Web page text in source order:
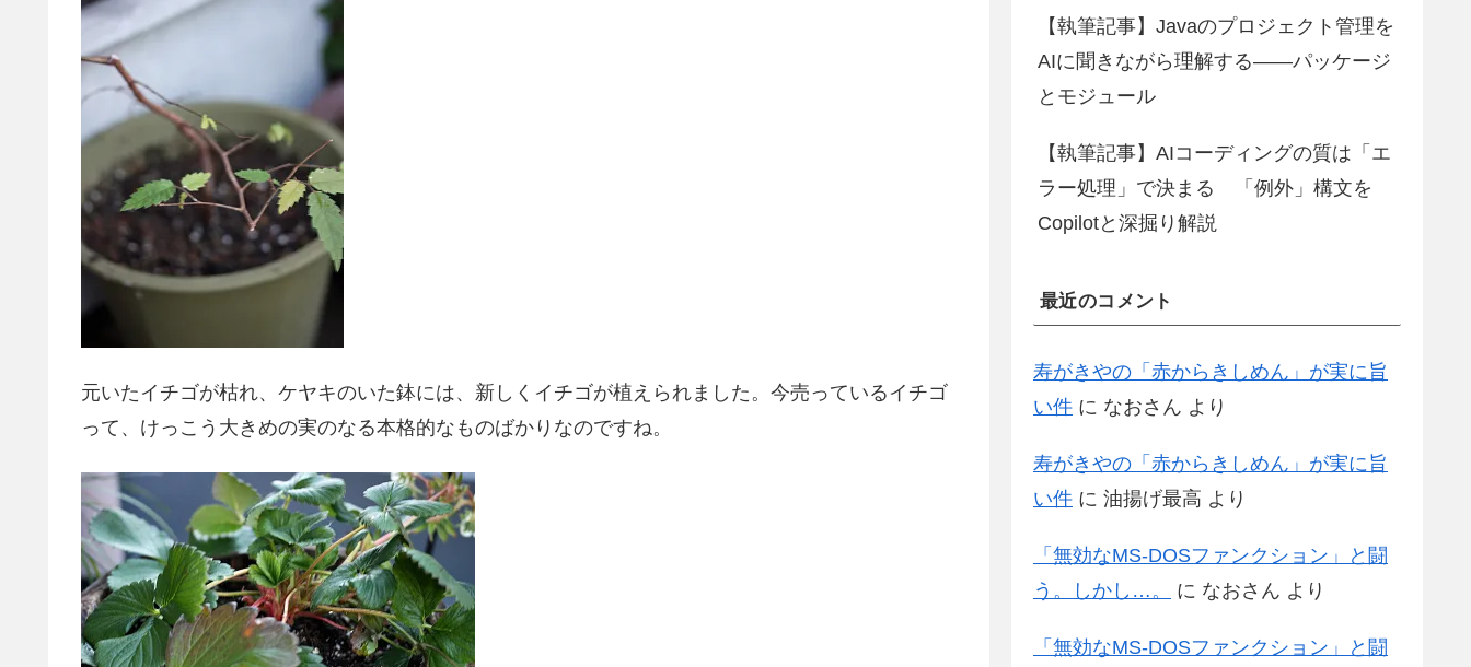
元いたイチゴが枯れ、ケヤキのいた鉢には、新しくイチゴが植えられました。今売っているイチゴ
って、けっこう大きめの実のなる本格的なものばかりなのですね。
【執筆記事】Javaのプロジェクト管理を
AIに聞きながら理解する――パッケージ
とモジュール
【執筆記事】AIコーディングの質は「エ
ラー処理」で決まる 「例外」構文を
Copilotと深掘り解説
最近のコメント
寿がきやの「赤からきしめん」が実に旨
い件 に なおさん より
寿がきやの「赤からきしめん」が実に旨
い件 に 油揚げ最高 より
「無効なMS-DOSファンクション」と闘
う。しかし…。
に なおさん より
「無効なMS-DOSファンクション」と闘